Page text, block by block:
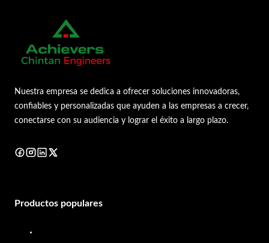
Nuestra empresa se dedica a ofrecer soluciones innovadoras,
confiables y personalizadas que ayuden a las empresas a crecer,
conectarse con su audiencia y lograr el éxito a largo plazo.
Productos populares